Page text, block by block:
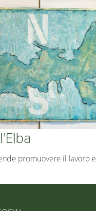
promuovere il lavoro e